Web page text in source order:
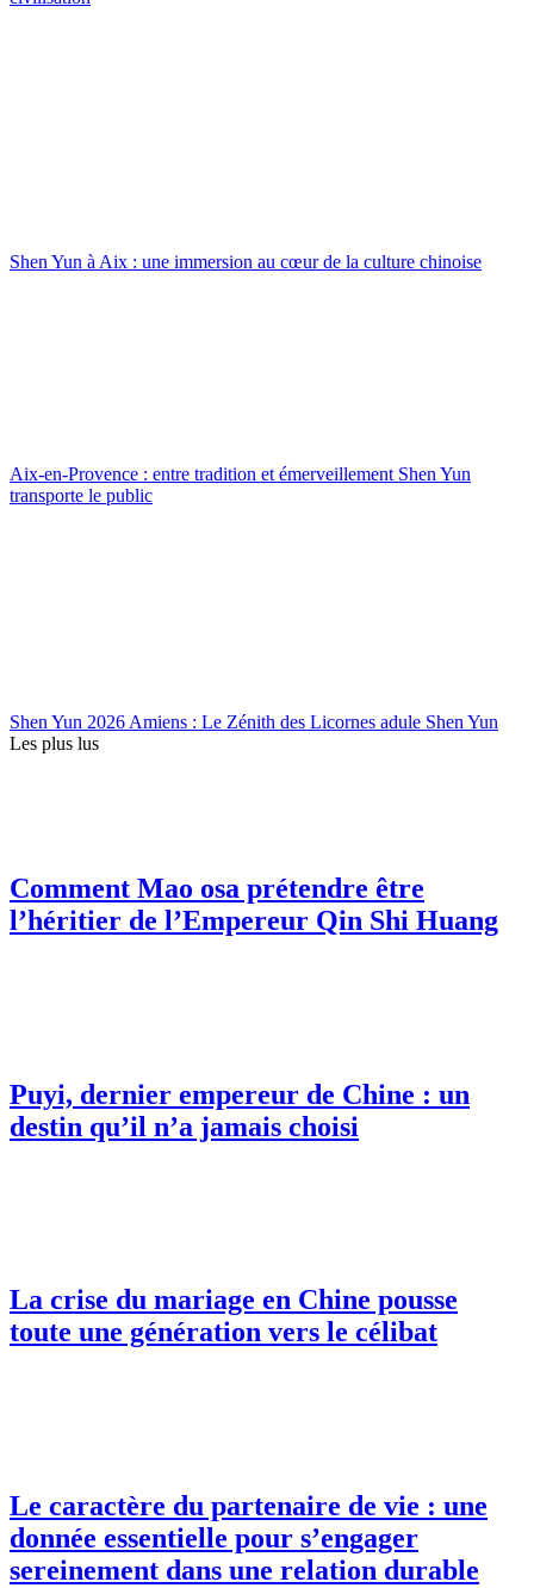
Shen Yun à Aix : une immersion au cœur de la culture chinoise
Aix-en-Provence : entre tradition et émerveillement Shen Yun
transporte le public
Shen Yun 2026 Amiens : Le Zénith des Licornes adule Shen Yun
Les plus lus
Comment Mao osa prétendre être
l’héritier de l’Empereur Qin Shi Huang
Puyi, dernier empereur de Chine : un
destin qu’il n’a jamais choisi
La crise du mariage en Chine pousse
toute une génération vers le célibat
Le caractère du partenaire de vie : une
donnée essentielle pour s’engager
sereinement dans une relation durable